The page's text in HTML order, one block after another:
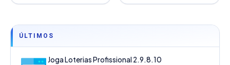
ÚLTIMOS
Joga Loterias Profissional 2.9.8.10